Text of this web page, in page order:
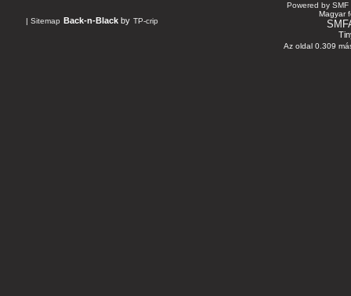
| Sitemap Back-n-Black by TP-crip
Powered by SMF
Magyar
Az oldal 0.309